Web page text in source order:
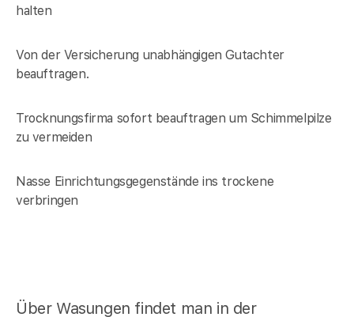
halten
Von der Versicherung unabhängigen Gutachter
beauftragen.
Trocknungsfirma sofort beauftragen um Schimmelpilze
zu vermeiden
Nasse Einrichtungsgegenstände ins trockene
verbringen
Über Wasungen findet man in der